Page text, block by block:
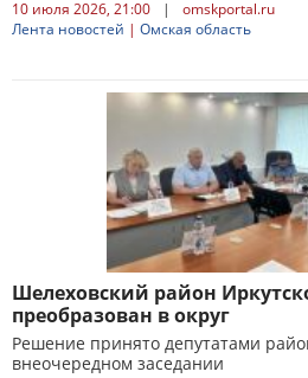
10 июля 2026, 21:00 |
omskportal.ru
Лента новостей | Омская область
Шелеховский район
преобразован в округ
Решение принято депутатами
внеочередном заседании